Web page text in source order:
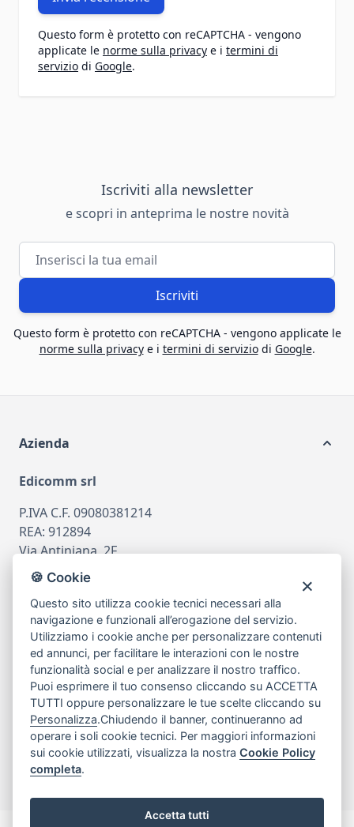
Questo form è protetto con reCAPTCHA - vengono
applicate le norme sulla privacy e i termini di
servizio di Google.
Iscriviti alla newsletter
e scopri in anteprima le nostre novità
Indirizzo email
Iscriviti
Questo form è protetto con reCAPTCHA - vengono applicate le
norme sulla privacye i termini di serviziodi Google.
Azienda
Edicomm srl
P.IVA C.F. 09080381214
REA: 912894
Via Antiniana, 2F
80078 Pozzuoli
tel081.7515380
emailinfo@edicomm.it
Assistenza Clienti
Chi siamo
My Account
🍪 Cookie
Questo sito utilizza cookie tecnici necessari alla
navigazione e funzionali all’erogazione del servizio.
Utilizziamo i cookie anche per personalizzare contenuti
ed annunci, per facilitare le interazioni con le nostre
funzionalità social e per analizzare il nostro traffico.
Puoi esprimere il tuo consenso cliccando su ACCETTA
TUTTI oppure personalizzare le tue scelte cliccando su
Personalizza.Chiudendo il banner, continueranno ad
operare i soli cookie tecnici. Per maggiori informazioni
sui cookie utilizzati, visualizza la nostraCookie Policy
completa.
Accetta tutti